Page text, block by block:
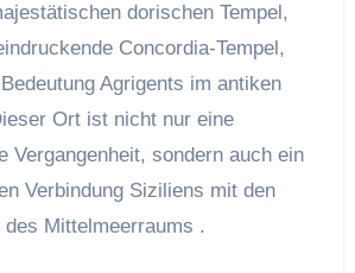
dorischen Tempel,
Concordia-Tempel,
Agrigents im antiken
Ort ist nicht nur eine
Vergangenheit, sondern auch ein
Verbindung Siziliens mit den
Mittelmeerraums .